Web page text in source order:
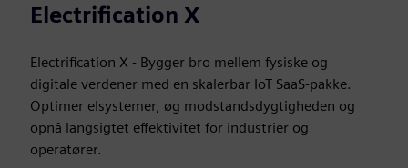
Electrification X
Electrification X - Bygger bro mellem fysiske og
digitale verdener med en skalerbar IoT SaaS-pakke.
Optimer elsystemer, øg modstandsdygtigheden og
opnå langsigtet effektivitet for industrier og
operatører.